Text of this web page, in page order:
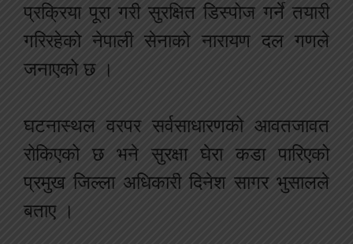
प्रक्रिया पूरा गरी सुरक्षित डिस्पोज गर्ने तयारी
गरिरहेको नेपाली सेनाको नारायण दल गणले
जनाएको छ ।
घटनास्थल वरपर सर्वसाधारणको आवतजावत
रोकिएको छ भने सुरक्षा घेरा कडा पारिएको
प्रमुख जिल्ला अधिकारी दिनेश सागर भुसालले
बताए ।